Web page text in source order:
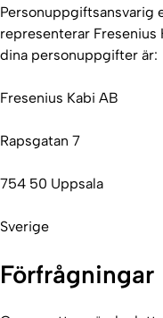
Personuppgiftsansvarig
representerar
dina personuppgifter är:
Fresenius Kabi AB
Rapsgatan 7
754 50 Uppsala
Sverige
Förfrågningar